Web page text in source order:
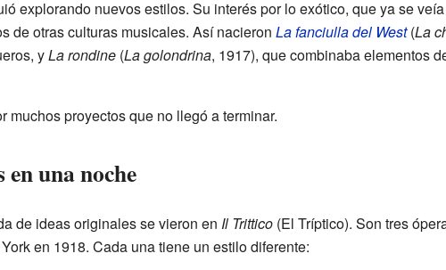
explorando nuevos estilos. Su interés por lo exótico, que ya se
de otras culturas musicales. Así nacieron La fanciulla del West(La
yLa rondine(La golondrina, 1917), que combinaba elementos
muchos proyectos que no llegó a terminar.
una noche
de ideas originales se vieron en Il Trittico(El Tríptico). Son tres
en 1918. Cada una tiene un estilo diferente: